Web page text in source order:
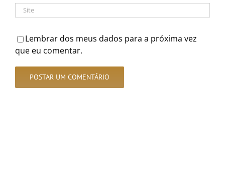
Lembrar dos meus dados para a próxima vez
que eu comentar.